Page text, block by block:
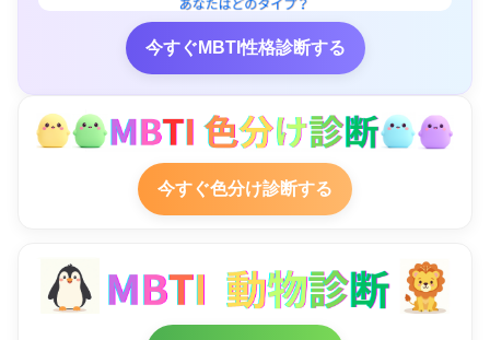
今すぐMBTI性格診断する
今すぐ色分け診断する